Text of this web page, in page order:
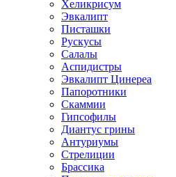
Хеликрисум
Эвкалипт
Писташки
Рускусы
Салалы
Аспидистры
Эвкалипт Цинереа
Папоротники
Скаммии
Гипсофилы
Диантус грины
Антуриумы
Стрелиции
Брассика